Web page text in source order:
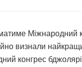
Міжнародний
визнали
конгрес